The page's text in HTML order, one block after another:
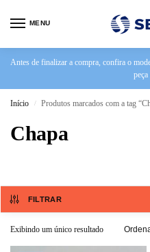
MENU
Antes de finalizar a compra, confira o
Início / Produtos marcados com a tag
Chapa
FILTRAR
Exibindo um único resultado